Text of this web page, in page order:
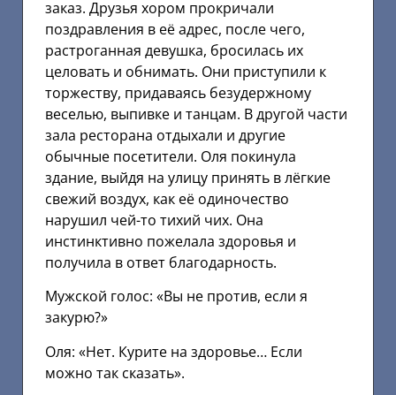
заказ. Друзья хором прокричали
поздравления в её адрес, после чего,
растроганная девушка, бросилась их
целовать и обнимать. Они приступили к
торжеству, придаваясь безудержному
веселью, выпивке и танцам. В другой части
зала ресторана отдыхали и другие
обычные посетители. Оля покинула
здание, выйдя на улицу принять в лёгкие
свежий воздух, как её одиночество
нарушил чей-то тихий чих. Она
инстинктивно пожелала здоровья и
получила в ответ благодарность.
Мужской голос: «Вы не против, если я
закурю?»
Оля: «Нет. Курите на здоровье… Если
можно так сказать».